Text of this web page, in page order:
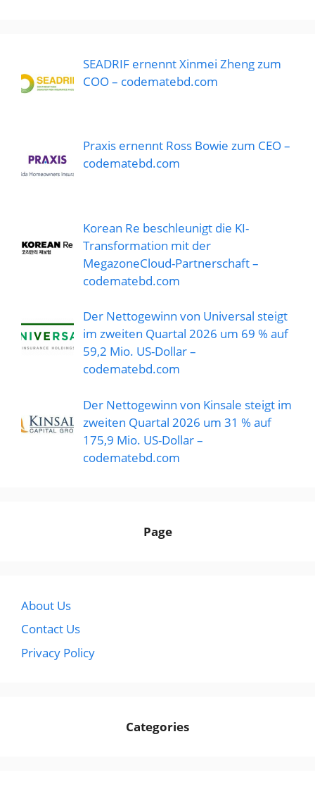
SEADRIF ernennt Xinmei Zheng zum
COO – codematebd.com
Praxis ernennt Ross Bowie zum CEO –
codematebd.com
Korean Re beschleunigt die KI-
Transformation mit der
MegazoneCloud-Partnerschaft –
codematebd.com
Der Nettogewinn von Universal steigt
im zweiten Quartal 2026 um 69 % auf
59,2 Mio. US-Dollar –
codematebd.com
Der Nettogewinn von Kinsale steigt im
zweiten Quartal 2026 um 31 % auf
175,9 Mio. US-Dollar –
codematebd.com
Page
About Us
Contact Us
Privacy Policy
Categories